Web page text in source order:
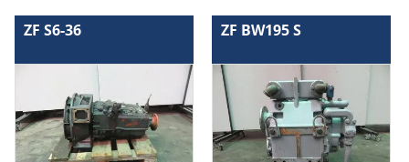
ZF S6-36 ZF BW195 S